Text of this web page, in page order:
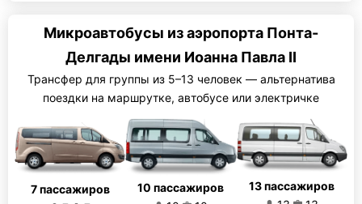
Микроавтобусы из аэропорта Понта-
Делгады имени Иоанна Павла II
Трансфер для группы из 5–13 человек — альтернатива
поездки на маршрутке, автобусе или электричке
7 пассажиров
10 пассажиров
13 пассажиров